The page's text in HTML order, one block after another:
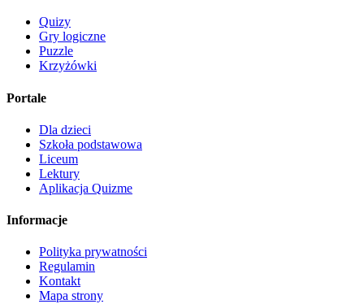
Quizy
Gry logiczne
Puzzle
Krzyżówki
Portale
Dla dzieci
Szkoła podstawowa
Liceum
Lektury
Aplikacja Quizme
Informacje
Polityka prywatności
Regulamin
Kontakt
Mapa strony